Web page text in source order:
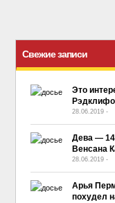
Свежие записи
Это
28.06.2019 -
Дева —
Венсана
28.06.2019 -
Арья
похудел